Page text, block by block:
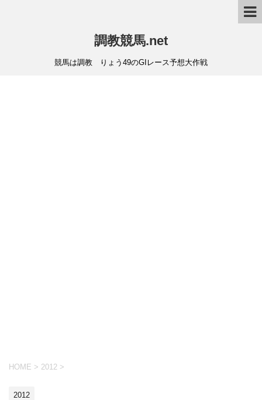
調教競馬.net
競馬は調教 りょう49のGIレース予想大作戦
HOME > 2012 >
2012